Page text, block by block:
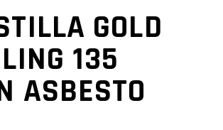
GOLD
135
ASBESTO